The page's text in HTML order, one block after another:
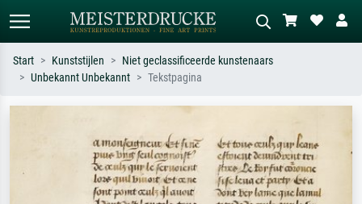
Monet, Sterrennacht, impressionisme,
Hokusai-golf, naakt.
weide, abstract met veel rood, donker
olieverfschilderij, staand naakt naast
een boom.
Start Kunststijlen
Niet geclassificeerde kunstenaars
Unbekannt Unbekannt
Tekstpagina